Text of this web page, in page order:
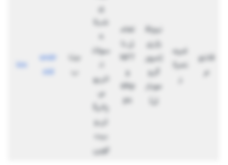
فانتو
م
غیرم
تمرک
نرم‌اف
زاری
(مرور
گر و
موبای
ل)
تعام
ل با
NFT
و
dAp
ps
ی
شبک
ه
سولان
اتریو
م،
پالیگ
ان و
بیت
کوین
جذا
ب
andr
oid
ios